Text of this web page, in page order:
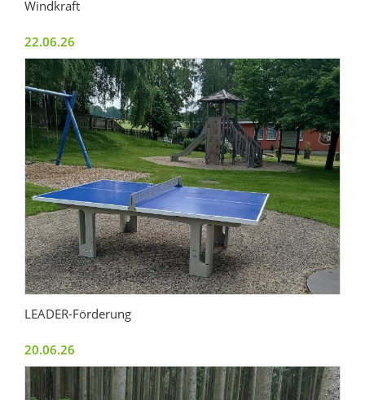
Windkraft
22.06.26
LEADER-Förderung
20.06.26